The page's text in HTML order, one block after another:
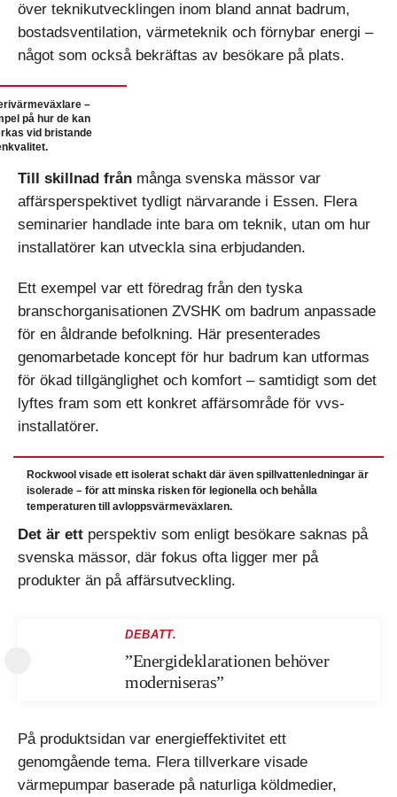
över teknikutvecklingen inom bland annat badrum,
bostadsventilation, värmeteknik och förnybar energi –
något som också bekräftas av besökare på plats.
–
på hur de kan
vid bristande
Till skillnad från många svenska mässor var
affärsperspektivet tydligt närvarande i Essen. Flera
seminarier handlade inte bara om teknik, utan om hur
installatörer kan utveckla sina erbjudanden.
Ett exempel var ett föredrag från den tyska
branschorganisationen ZVSHK om badrum anpassade
för en åldrande befolkning. Här presenterades
genomarbetade koncept för hur badrum kan utformas
för ökad tillgänglighet och komfort – samtidigt som det
lyftes fram som ett konkret affärsområde för vvs-
installatörer.
Rockwool visade ett isolerat schakt där även spillvattenledningar är
isolerade – för att minska risken för legionella och behålla
temperaturen till avloppsvärmeväxlaren.
Det är ett perspektiv som enligt besökare saknas på
svenska mässor, där fokus ofta ligger mer på
produkter än på affärsutveckling.
DEBATT.
”Energideklarationen behöver
moderniseras”
På produktsidan var energieffektivitet ett
genomgående tema. Flera tillverkare visade
värmepumpar baserade på naturliga köldmedier,